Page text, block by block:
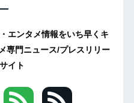
エンタメ情報をいち早くキ
専門ニュース/プレスリリー
イト